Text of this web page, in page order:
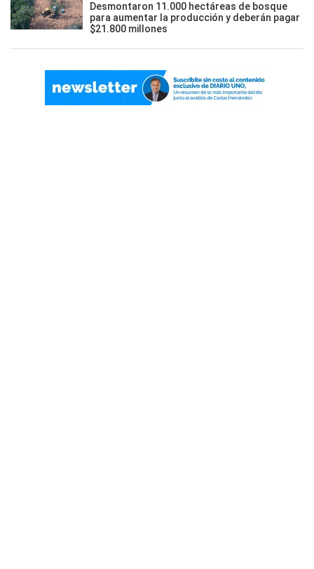
Desmontaron 11.000 hectáreas de bosque
para aumentar la producción y deberán pagar
$21.800 millones